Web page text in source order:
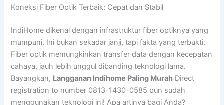
Koneksi Fiber Optik Terbaik: Cepat dan Stabil
IndiHome dikenal dengan infrastruktur fiber optiknya yang
mumpuni. Ini bukan sekadar janji, tapi fakta yang terbukti.
Fiber optik memungkinkan transfer data dengan kecepatan
cahaya, jauh lebih unggul dibanding teknologi lama.
Bayangkan, Langganan Indihome Paling Murah Direct
registration to number 0813-1430-0585 pun sudah
menggunakan teknologi ini! Apa artinya bagi Anda?